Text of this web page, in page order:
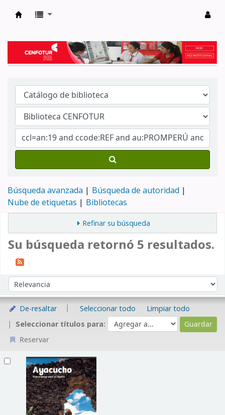
Búsqueda avanzada
Búsqueda de autoridad
Nube de etiquetas
Bibliotecas
Refinar su búsqueda
Su búsqueda retornó 5 resultados.
Ordenar por:
De-resaltar Seleccionar todo
Limpiar todo
Seleccionar títulos para:
Reservar